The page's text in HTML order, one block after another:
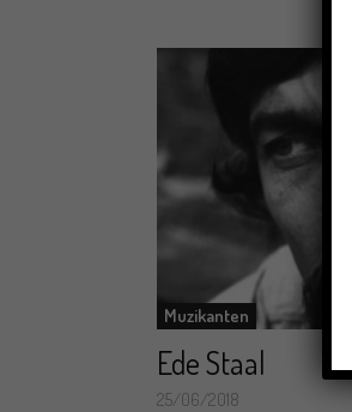
Muzikanten
Ede Staal
25/06/2018